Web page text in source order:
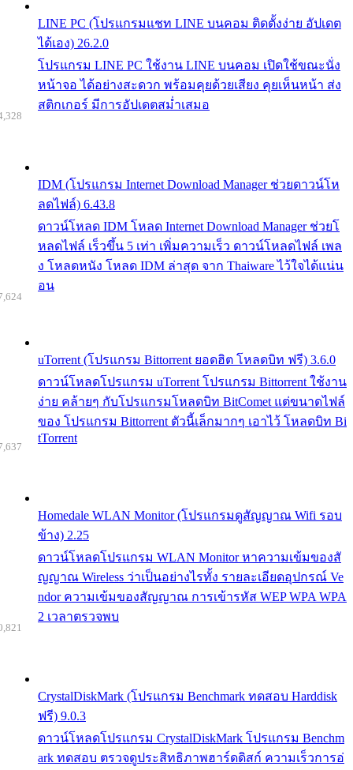
LINE PC (โปรแกรมแชท LINE บนคอม ติดตั้งง่าย อัปเดต
ได้เอง) 26.2.0
โปรแกรม LINE PC ใช้งาน LINE บนคอม เปิดใช้ขณะนั่ง
หน้าจอ ได้อย่างสะดวก พร้อมคุยด้วยเสียง คุยเห็นหน้า ส่ง
สติกเกอร์ มีการอัปเดตสม่ำเสมอ
IDM (โปรแกรม Internet Download Manager ช่วยดาวน์โห
ลดไฟล์) 6.43.8
ดาวน์โหลด IDM โหลด Internet Download Manager ช่วยโ
หลดไฟล์ เร็วขึ้น 5 เท่า เพิ่มความเร็ว ดาวน์โหลดไฟล์ เพล
ง โหลดหนัง โหลด IDM ล่าสุด จาก Thaiware ไว้ใจได้แน่น
อน
uTorrent (โปรแกรม Bittorrent ยอดฮิต โหลดบิท ฟรี) 3.6.0
ดาวน์โหลดโปรแกรม uTorrent โปรแกรม Bittorrent ใช้งาน
ง่าย คล้ายๆ กับโปรแกรมโหลดบิท BitComet แต่ขนาดไฟล์
ของ โปรแกรม Bittorrent ตัวนี้เล็กมากๆ เอาไว้ โหลดบิท Bi
tTorrent
Homedale WLAN Monitor (โปรแกรมดูสัญญาณ Wifi รอบ
ข้าง) 2.25
ดาวน์โหลดโปรแกรม WLAN Monitor หาความเข้มของสั
ญญาณ Wireless ว่าเป็นอย่างไรทั้ง รายละเอียดอุปกรณ์ Ve
ndor ความเข้มของสัญญาณ การเข้ารหัส WEP WPA WPA
2 เวลาตรวจพบ
CrystalDiskMark (โปรแกรม Benchmark ทดสอบ Harddisk
ฟรี) 9.0.3
ดาวน์โหลดโปรแกรม CrystalDiskMark โปรแกรม Benchm
ark ทดสอบ ตรวจดูประสิทธิภาพฮาร์ดดิสก์ ความเร็วการอ่